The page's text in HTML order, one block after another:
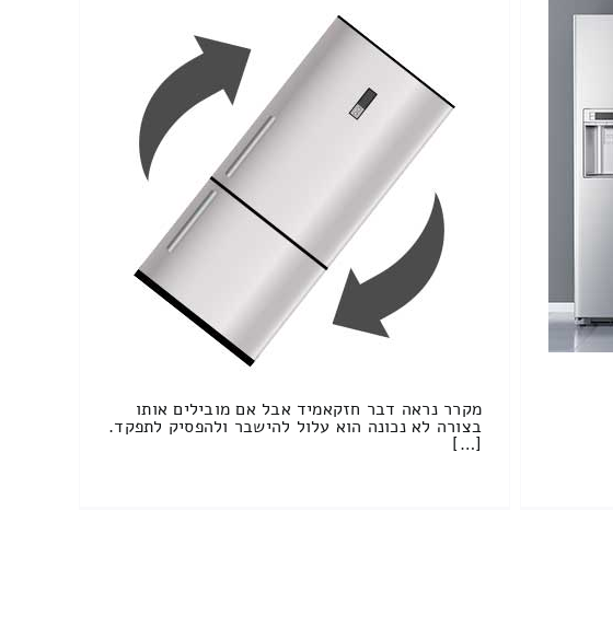
מקרר נראה דבר חזקאמיד אבל אם מובילים אותו
בצורה לא נכונה הוא עלול להישבר ולהפסיק לתפקד.
[…]